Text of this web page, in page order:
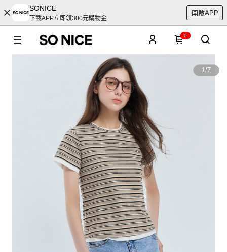
SONICE
下載APP立即領300元購物金
開啟APP
0
1/7